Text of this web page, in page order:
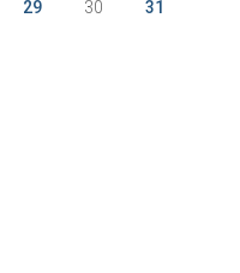
29 30
31